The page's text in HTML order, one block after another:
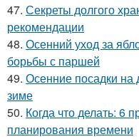
47. Секреты долгого
рекомендации
48. Осенний уход за
борьбы с паршей
49. Осенние посадки на
зиме
50. Когда что делать: 6
планирования времени